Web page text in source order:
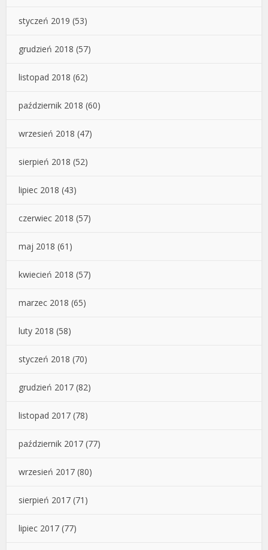
styczeń 2019 (53)
grudzień 2018 (57)
listopad 2018 (62)
październik 2018 (60)
wrzesień 2018 (47)
sierpień 2018 (52)
lipiec 2018 (43)
czerwiec 2018 (57)
maj 2018 (61)
kwiecień 2018 (57)
marzec 2018 (65)
luty 2018 (58)
styczeń 2018 (70)
grudzień 2017 (82)
listopad 2017 (78)
październik 2017 (77)
wrzesień 2017 (80)
sierpień 2017 (71)
lipiec 2017 (77)